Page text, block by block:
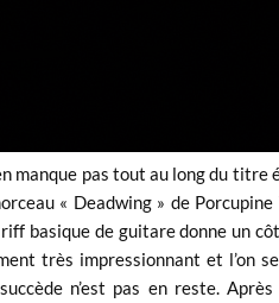
manque pas tout au long du
« Deadwing » de
basique de guitare donne un
très impressionnant et l’on
n’est pas en reste.